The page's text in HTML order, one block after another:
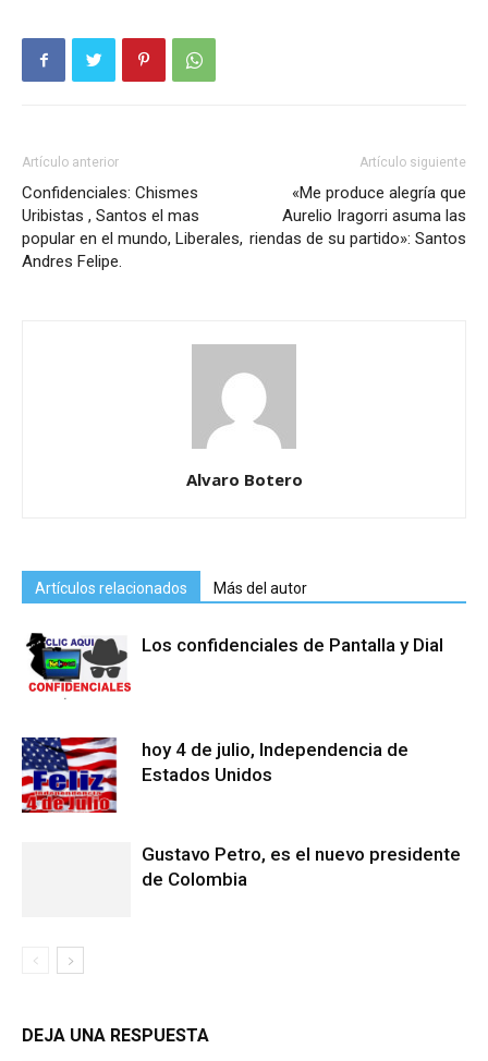
Artículo anterior
Confidenciales: Chismes
Uribistas , Santos el mas
popular en el mundo, Liberales,
Andres Felipe.
Artículo siguiente
«Me produce alegría que
Aurelio Iragorri asuma las
riendas de su partido»: Santos
Alvaro Botero
Artículos relacionados Más del autor
Los confidenciales de Pantalla y Dial
hoy 4 de julio, Independencia de
Estados Unidos
Gustavo Petro, es el nuevo presidente
de Colombia
DEJA UNA RESPUESTA